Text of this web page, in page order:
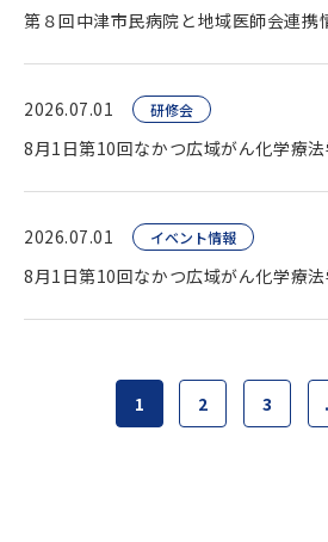
2026.07.01 研修会
2026.07.01 イベント情報
1 2 3